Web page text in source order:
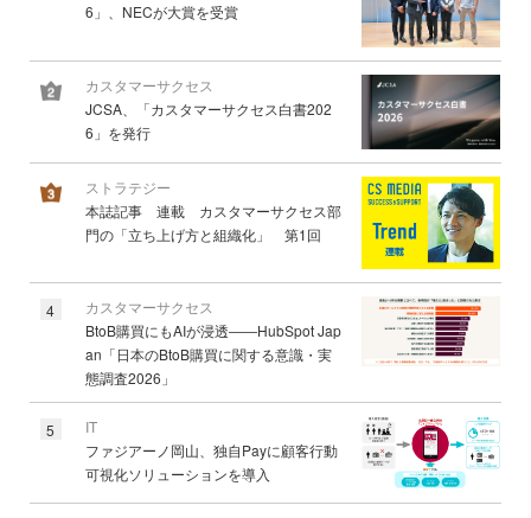
6」、NECが大賞を受賞
カスタマーサクセス
JCSA、「カスタマーサクセス白書202
6」を発行
ストラテジー
本誌記事 連載 カスタマーサクセス部
門の「立ち上げ方と組織化」 第1回
4
カスタマーサクセス
BtoB購買にもAIが浸透――HubSpot Jap
an「日本のBtoB購買に関する意識・実
態調査2026」
5
IT
ファジアーノ岡山、独自Payに顧客行動
可視化ソリューションを導入